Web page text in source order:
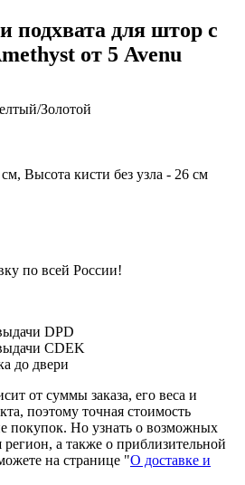
подхвата для штор с
от 5 Avenu
Золотой
Высота кисти без узла - 26 см
по всей России!
DPD
CDEK
до двери
от суммы заказа, его веса и
поэтому точная стоимость
покупок. Но узнать о возможных
а также о приблизительной
на странице "О доставке и